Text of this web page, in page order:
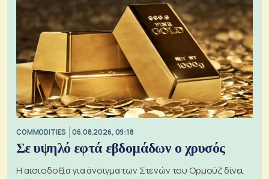
COMMODITIES 06.08.2026, 09:18
Σε υψηλό εφτά εβδομάδων ο χρυσός
Η αισιοδοξία για άνοιγμα των Στενών του Ορμούζ δίνει